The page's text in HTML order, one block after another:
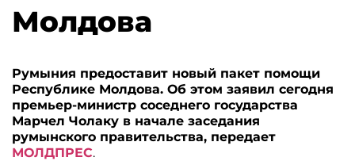
Молдова
Румыния предоставит новый пакет помощи
Республике Молдова. Об этом заявил сегодня
премьер-министр соседнего государства
Марчел Чолаку в начале заседания
румынского правительства, передает
МОЛДПРЕС.